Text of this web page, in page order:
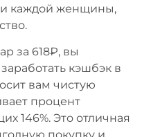
каждой женщины,
за 618₽, вы
кэшбэк в
вам чистую
процент
146%. Это отличная